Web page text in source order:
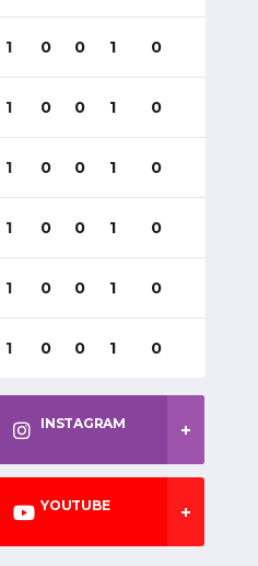
1 0 0 1 0
1 0 0 1 0
1 0 0 1 0
1 0 0 1 0
1 0 0 1 0
1 0 0 1 0
INSTAGRAM
YOUTUBE